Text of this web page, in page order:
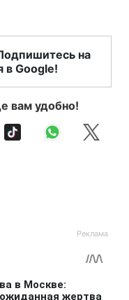
на
в Google!
вам удобно!